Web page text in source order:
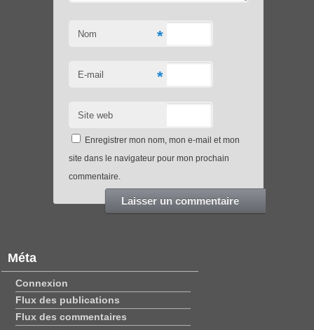
Nom *
E-mail *
Site web
Enregistrer mon nom, mon e-mail et mon
site dans le navigateur pour mon prochain
commentaire.
Méta
Connexion
Flux des publications
Flux des commentaires